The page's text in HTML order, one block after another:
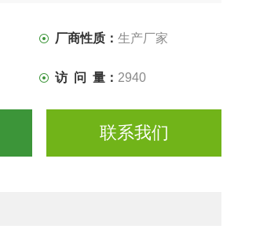
厂商性质：生产厂家
访 问 量： 2940
联系我们